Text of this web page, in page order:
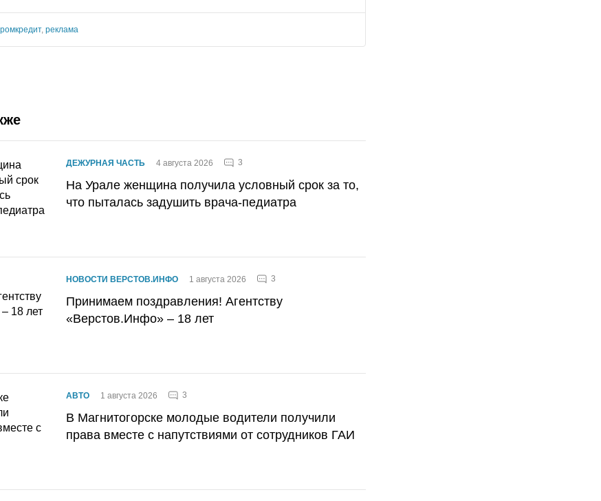
, реклама
ДЕЖУРНАЯ ЧАСТЬ 4 августа 2026 3
На Урале женщина получила условный срок за то,
что пыталась задушить врача-педиатра
НОВОСТИ ВЕРСТОВ.ИНФО 1 августа 2026 3
Принимаем поздравления! Агентству
«Верстов.Инфо» – 18 лет
АВТО 1 августа 2026 3
В Магнитогорске молодые водители получили
права вместе с напутствиями от сотрудников ГАИ